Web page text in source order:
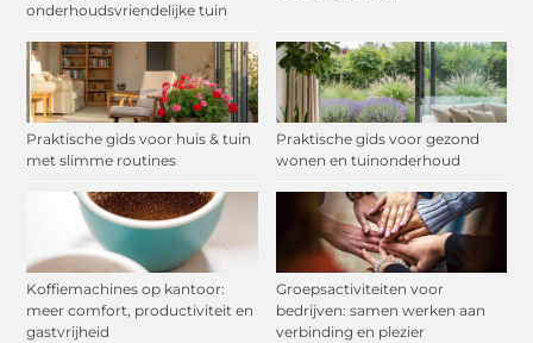
onderhoudsvriendelijke tuin
Praktische gids voor huis & tuin
met slimme routines
Praktische gids voor gezond
wonen en tuinonderhoud
Koffiemachines op kantoor:
meer comfort, productiviteit en
gastvrijheid
Groepsactiviteiten voor
bedrijven: samen werken aan
verbinding en plezier